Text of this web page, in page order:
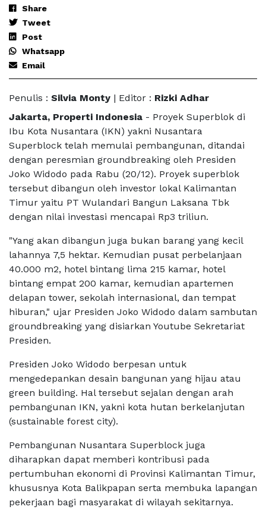
Share
Tweet
Post
Whatsapp
Email
Penulis : Silvia Monty | Editor : Rizki Adhar
Jakarta, Properti Indonesia - Proyek Superblok di
Ibu Kota Nusantara (IKN) yakni Nusantara
Superblock telah memulai pembangunan, ditandai
dengan peresmian groundbreaking oleh Presiden
Joko Widodo pada Rabu (20/12). Proyek superblok
tersebut dibangun oleh investor lokal Kalimantan
Timur yaitu PT Wulandari Bangun Laksana Tbk
dengan nilai investasi mencapai Rp3 triliun.
"Yang akan dibangun juga bukan barang yang kecil
lahannya 7,5 hektar. Kemudian pusat perbelanjaan
40.000 m2, hotel bintang lima 215 kamar, hotel
bintang empat 200 kamar, kemudian apartemen
delapan tower, sekolah internasional, dan tempat
hiburan," ujar Presiden Joko Widodo dalam sambutan
groundbreaking yang disiarkan Youtube Sekretariat
Presiden.
Presiden Joko Widodo berpesan untuk
mengedepankan desain bangunan yang hijau atau
green building. Hal tersebut sejalan dengan arah
pembangunan IKN, yakni kota hutan berkelanjutan
(sustainable forest city).
Pembangunan Nusantara Superblock juga
diharapkan dapat memberi kontribusi pada
pertumbuhan ekonomi di Provinsi Kalimantan Timur,
khususnya Kota Balikpapan serta membuka lapangan
pekerjaan bagi masyarakat di wilayah sekitarnya.